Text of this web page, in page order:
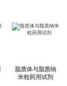
脂质体与脂质纳
米粒药用试剂